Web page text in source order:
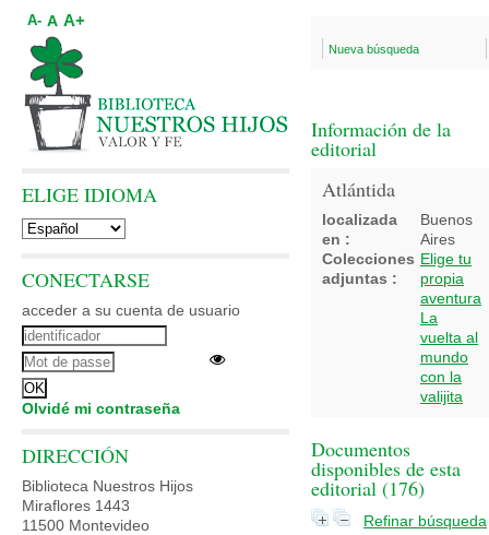
Nueva búsqueda
Información de la
editorial
Atlántida
localizada
en :
Buenos
Aires
Colecciones
adjuntas :
Elige tu
propia
aventura
La
vuelta al
mundo
con la
valijita
Documentos
disponibles de esta
editorial (176)
Refinar búsqueda
A- A A+
ELIGE IDIOMA
CONECTARSE
acceder a su cuenta de usuario
Olvidé mi contraseña
DIRECCIÓN
Biblioteca Nuestros Hijos
Miraflores 1443
11500 Montevideo